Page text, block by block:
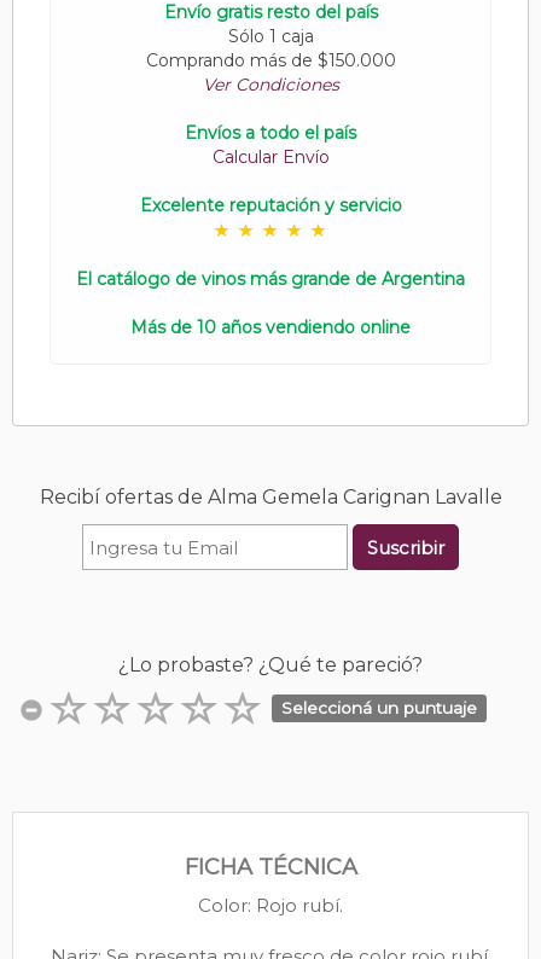
Envío gratis resto del país
Sólo 1 caja
Comprando más de $150.000
Ver Condiciones
Envíos a todo el país
Calcular Envío
Excelente reputación y servicio
El catálogo de vinos más grande de Argentina
Más de 10 años vendiendo online
Recibí ofertas de Alma Gemela Carignan Lavalle
Suscribir
¿Lo probaste? ¿Qué te pareció?
Seleccioná un puntuaje
FICHA TÉCNICA
Color: Rojo rubí.